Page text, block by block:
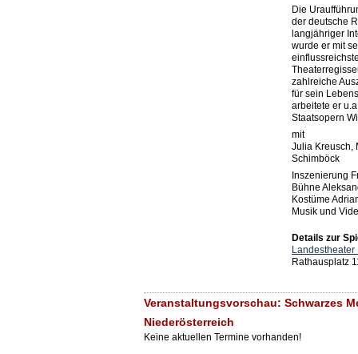
Die
der deutsche
langjähriger
wurde er mit
zahlreiche
für sein
arbeitete er
Staatsopern
mit
Julia Kreusch,
Schimböck
Inszenierung
Bühne
Kostüme
Musik und
Details zur
Rathausplatz
Veranstaltungsvorschau: Schwarzes
Niederösterreich
Keine aktuellen Termine vorhanden!